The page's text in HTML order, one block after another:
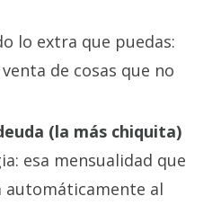
lo extra que puedas:
de cosas que no
(la más chiquita)
esa mensualidad que
automáticamente al